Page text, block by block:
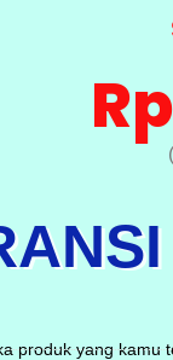
produk yang kamu